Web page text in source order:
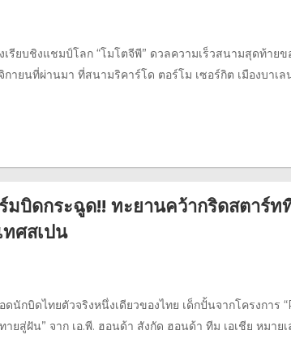
รียบชิงแชมป์โลก “โมโตจีพี” ดวลความเร็วสนามสุดท้ายข
ายนที่ผ่านมา ที่สนามริคาร์โด ตอร์โม เซอร์กิต เมืองบาเล
บิดกระฉูด!! ทะยานคว้ากริดสตาร์ท
ศสเปน
นักบิดไทยตัวจริงหนึ่งเดียวของไทย เด็กปั้นจากโครงการ
สู่ฝัน” จาก เอ.พี. ฮอนด้า สังกัด ฮอนด้า ทีม เอเชีย หมาย